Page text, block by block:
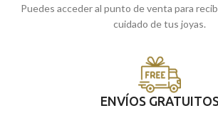
Puedes acceder al punto de venta para
cuidado de tus joyas.
ENVÍOS